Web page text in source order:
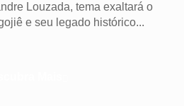
Louzada, tema exaltará o
e seu legado histórico...